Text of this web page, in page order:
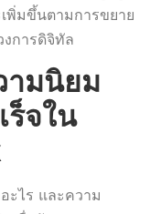
พิ่มขึ้นตามการขยาย
การดิจิทัล
ามนิยม
ร็จใน
ะไร และความ